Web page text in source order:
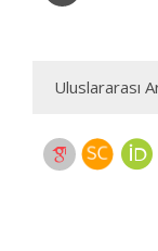
Uluslararası